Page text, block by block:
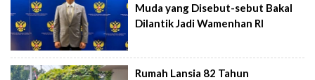
Muda yang Disebut-sebut Bakal
Dilantik Jadi Wamenhan RI
Rumah Lansia 82 Tahun